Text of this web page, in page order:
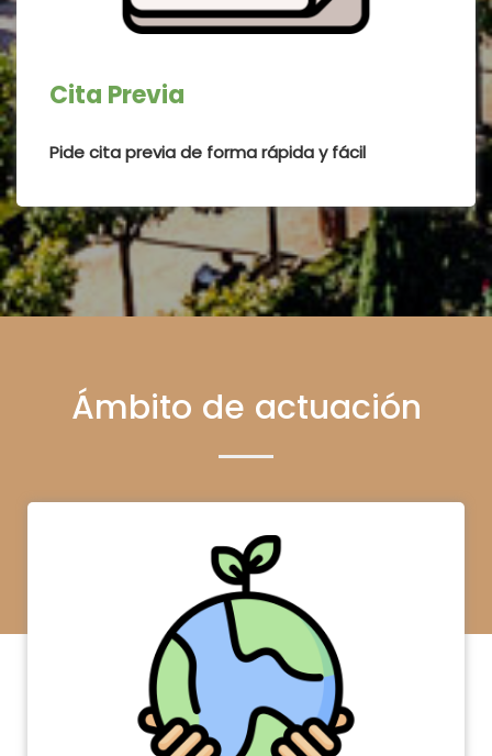
Cita Previa
Pide cita previa de forma rápida y fácil
Ámbito de actuación